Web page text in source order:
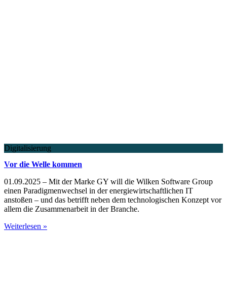
Digitalisierung
Vor die Welle kommen
01.09.2025 – Mit der Marke GY will die Wilken Software Group
einen Paradigmenwechsel in der energiewirtschaftlichen IT
anstoßen – und das betrifft neben dem technologischen Konzept vor
allem die Zusammenarbeit in der Branche.
Weiterlesen »